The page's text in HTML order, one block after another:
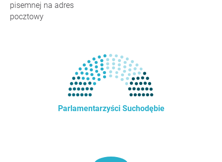
pisemnej na adres
pocztowy
Parlamentarzyści Suchodębie